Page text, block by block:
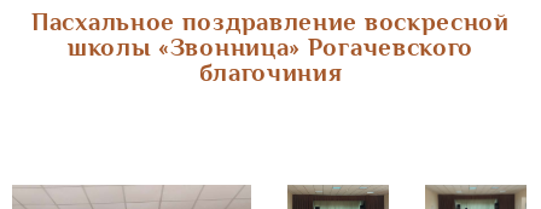
Пасхальное поздравление воскресной
школы «Звонница» Рогачевского
благочиния